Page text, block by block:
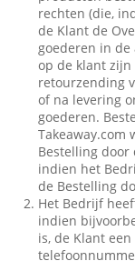
rechten (die,
de Klant de
goederen in
op de klant
retourzending
of na levering
goederen.
Bestelling
indien het
de Bestelling
Het Bedrijf
indien
is, de Klant